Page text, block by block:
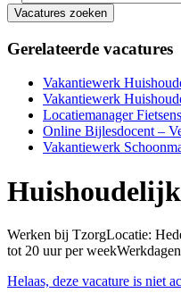
Vacatures zoeken
Gerelateerde vacatures
Vakantiewerk
Vakantiewerk
Locatiemanager
Online Bijlesdocent –
Vakantiewerk
Werken bij TzorgLocatie:
tot 20 uur per
Helaas, deze vacature is niet